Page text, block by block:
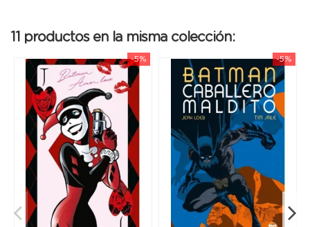
11 productos en la misma colección:
-5% -5%